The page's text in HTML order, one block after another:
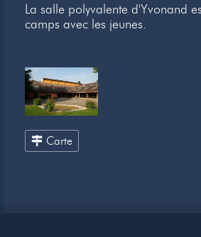
La salle polyvalente d'Yvonand
camps avec les jeunes.
Carte